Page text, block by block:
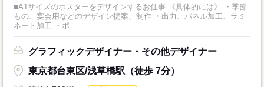
■A1サイズのポスターをデザインするお仕事 《具体的には》 ・季節
もの、宴会用などのデザイン提案、制作 ・出力、パネル加工、ラミ
ネート加工 ・ポ...
グラフィックデザイナー・その他デザイナー
東京都台東区/浅草橋駅（徒歩 7分）